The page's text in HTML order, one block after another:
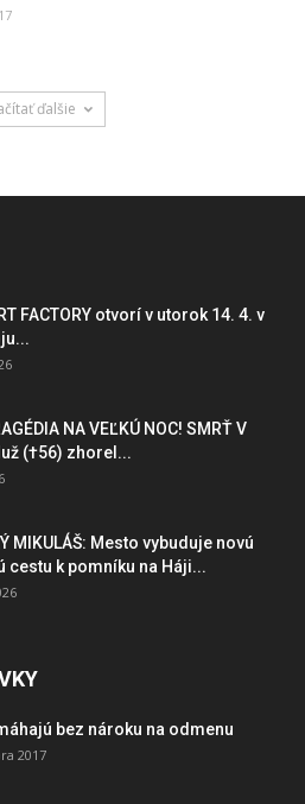
ďalšie
FACTORY otvorí v utorok 14. 4. v
NA VEĽKÚ NOC! SMRŤ V
(†56) zhorel...
MIKULÁŠ: Mesto vybuduje novú
cestu k pomníku na Háji...
bez nároku na odmenu
2017